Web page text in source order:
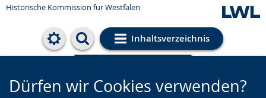
Historische Kommission für Westfalen
Inhaltsverzeichnis
Cookie-Einstellungen
Dürfen wir Cookies verwenden?